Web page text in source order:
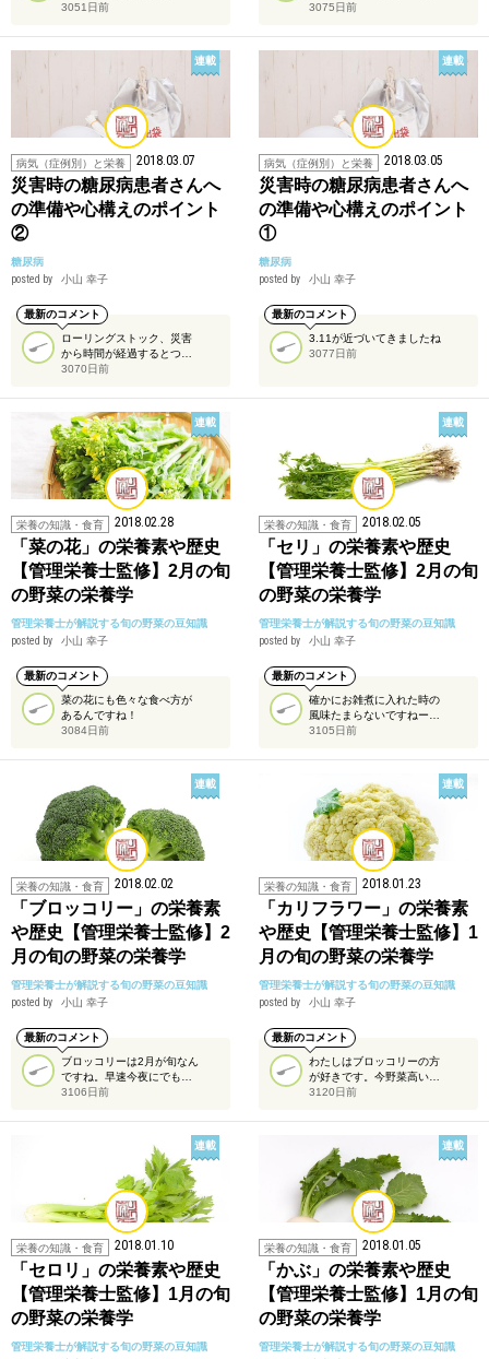
3051日前
3075日前
連載
病気（症例別）と栄養 2018.03.07
災害時の糖尿病患者さんへ
の準備や心構えのポイント
②
糖尿病
posted by
小山 幸子
最新のコメント
ローリングストック、災害
から時間が経過するとつ…
3070日前
連載
病気（症例別）と栄養 2018.03.05
災害時の糖尿病患者さんへ
の準備や心構えのポイント
①
糖尿病
posted by
小山 幸子
最新のコメント
3.11が近づいてきましたね
3077日前
連載
栄養の知識・食育 2018.02.28
「菜の花」の栄養素や歴史
【管理栄養士監修】2月の旬
の野菜の栄養学
管理栄養士が解説する旬の野菜の豆知識
posted by
小山 幸子
最新のコメント
菜の花にも色々な食べ方が
あるんですね！
3084日前
連載
栄養の知識・食育 2018.02.05
「セリ」の栄養素や歴史
【管理栄養士監修】2月の旬
の野菜の栄養学
管理栄養士が解説する旬の野菜の豆知識
posted by
小山 幸子
最新のコメント
確かにお雑煮に入れた時の
風味たまらないですねー…
3105日前
連載
栄養の知識・食育 2018.02.02
「ブロッコリー」の栄養素
や歴史【管理栄養士監修】2
月の旬の野菜の栄養学
管理栄養士が解説する旬の野菜の豆知識
posted by
小山 幸子
最新のコメント
ブロッコリーは2月が旬なん
ですね。早速今夜にでも…
3106日前
連載
栄養の知識・食育 2018.01.23
「カリフラワー」の栄養素
や歴史【管理栄養士監修】1
月の旬の野菜の栄養学
管理栄養士が解説する旬の野菜の豆知識
posted by
小山 幸子
最新のコメント
わたしはブロッコリーの方
が好きです。今野菜高い…
3120日前
連載
栄養の知識・食育 2018.01.10
「セロリ」の栄養素や歴史
【管理栄養士監修】1月の旬
の野菜の栄養学
管理栄養士が解説する旬の野菜の豆知識
連載
栄養の知識・食育 2018.01.05
「かぶ」の栄養素や歴史
【管理栄養士監修】1月の旬
の野菜の栄養学
管理栄養士が解説する旬の野菜の豆知識